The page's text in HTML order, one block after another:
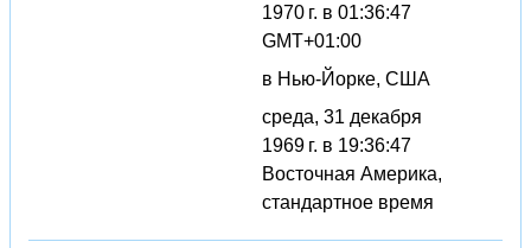
1970 г. в 01:36:47
GMT+01:00
в Нью-Йорке, США
среда, 31 декабря
1969 г. в 19:36:47
Восточная Америка,
стандартное время